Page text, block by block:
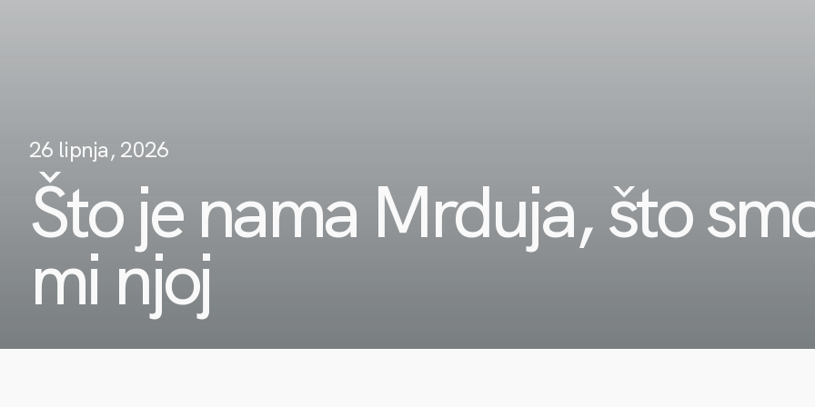
26 lipnja, 2026
Što je nama Mrduja, što
mi njoj